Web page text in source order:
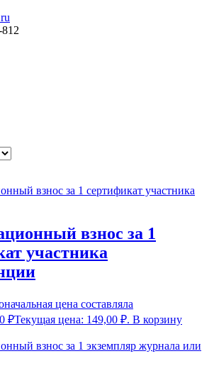
взнос за 1
участника
цена составляла
₽Текущая цена: 149,00 ₽. В корзину